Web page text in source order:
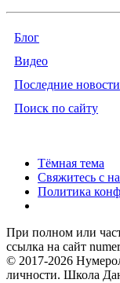
Блог
Видео
Последние новости
Поиск по сайту
Тёмная тема
Свяжитесь с
Политика
При полном или
ссылка на сайт
© 2017-2026
личности. Школа